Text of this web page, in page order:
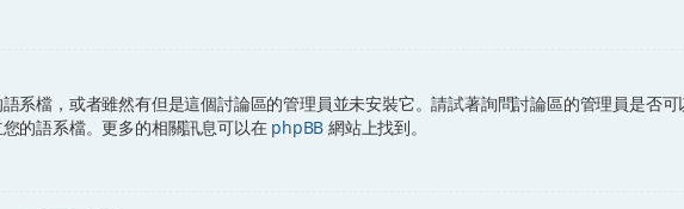
系檔，或者雖然有但是這個討論區的管理員並未安裝它。請試著詢問討論區的管理員是否
的語系檔。更多的相關訊息可以在 phpBB 網站上找到。